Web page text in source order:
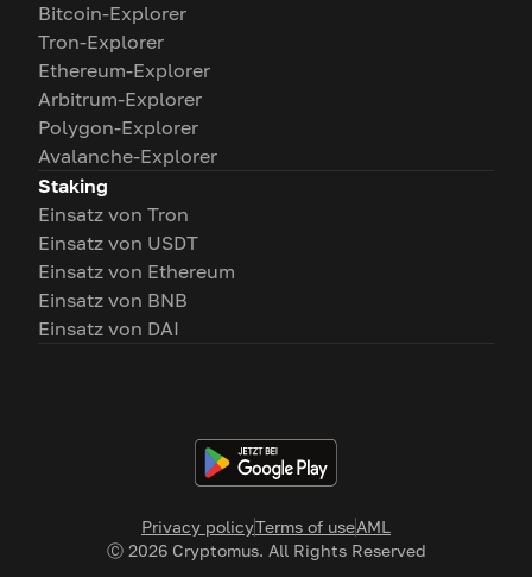
Privacy policyTerms of useAML
Ⓒ 2026Cryptomus. All Rights Reserved
Bitcoin-Explorer
Tron-Explorer
Ethereum-Explorer
Arbitrum-Explorer
Polygon-Explorer
Avalanche-Explorer
Staking
Einsatz von Tron
Einsatz von USDT
Einsatz von Ethereum
Einsatz von BNB
Einsatz von DAI